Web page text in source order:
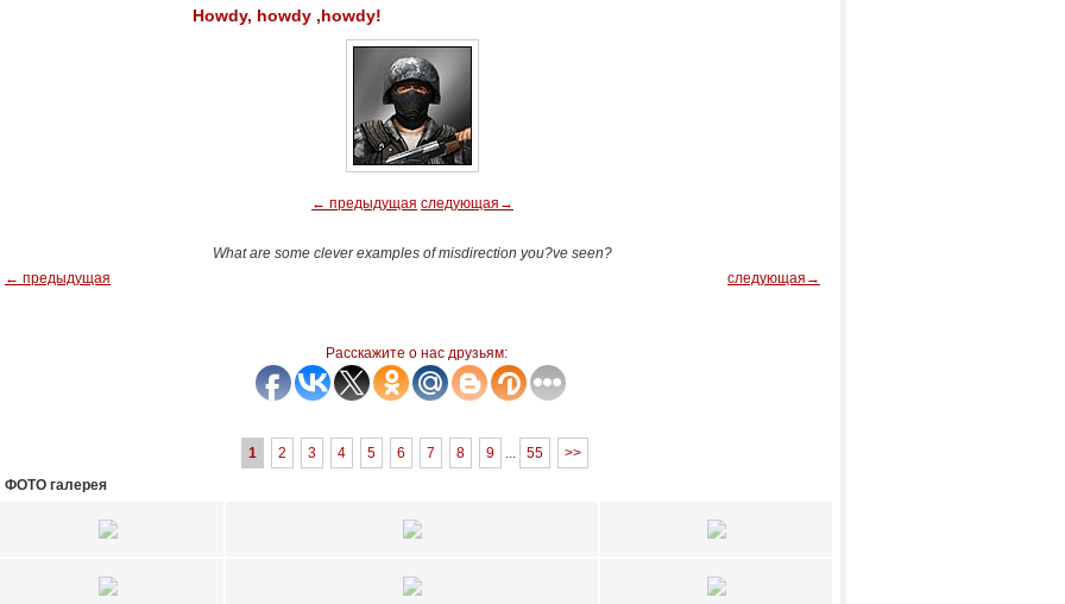
Howdy, howdy ,howdy!
← предыдущая следующая→
What are some clever examples of misdirection you?ve seen?
← предыдущая
следующая→
Расскажите о нас друзьям:
1 2 3 4 5 6 7 8 9 55
>>
ФОТО галерея